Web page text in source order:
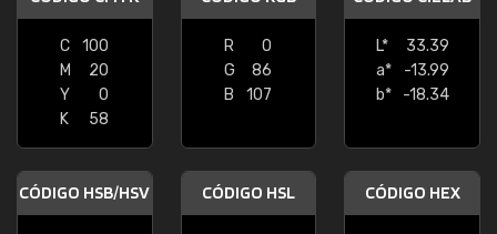
C
100
M
20
Y
0
K
58
R
0
G
86
B
107
L*
33.39
a*
-13.99
b*
-18.34
CÓDIGO HSB/HSV CÓDIGO HSL CÓDIGO HEX